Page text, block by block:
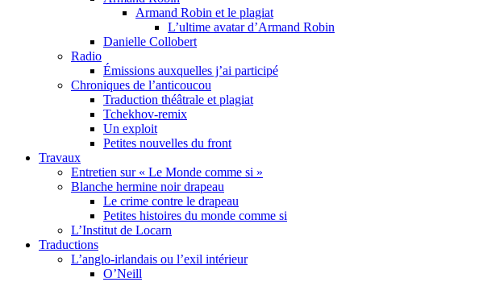
Armand Robin et le plagiat
L’ultime avatar d’Armand Robin
Danielle Collobert
Radio
Émissions auxquelles j’ai participé
Chroniques de l’anticoucou
Traduction théâtrale et plagiat
Tchekhov-remix
Un exploit
Petites nouvelles du front
Travaux
Entretien sur « Le Monde comme si »
Blanche hermine noir drapeau
Le crime contre le drapeau
Petites histoires du monde comme si
L’Institut de Locarn
Traductions
L’anglo-irlandais ou l’exil intérieur
O’Neill